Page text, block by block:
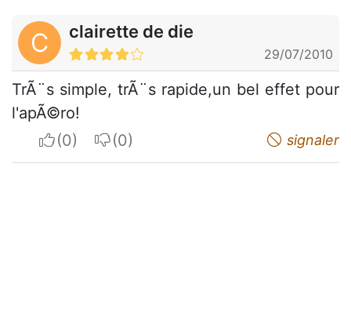
C clairette de die
29/07/2010
TrÃ¨s simple, trÃ¨s rapide,un bel effet pour
l'apÃ©ro!
I apreciateI do not appreciate signaler